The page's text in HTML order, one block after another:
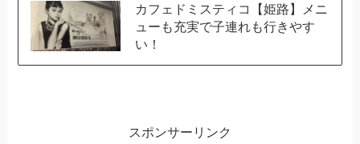
カフェドミスティコ【姫路】メニ
ューも充実で子連れも行きやす
い！
スポンサーリンク